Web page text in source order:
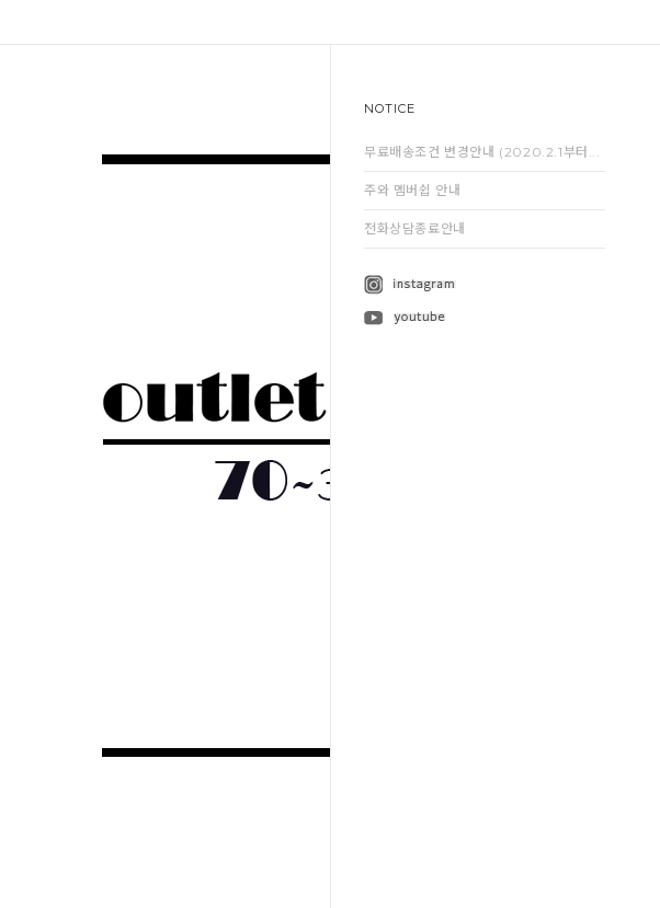
티 (T1-245
112
134
NOTICE
무료배송조건 변경안내 (2020.2.1부터...
주와 멤버쉽 안내
전화상담종료안내